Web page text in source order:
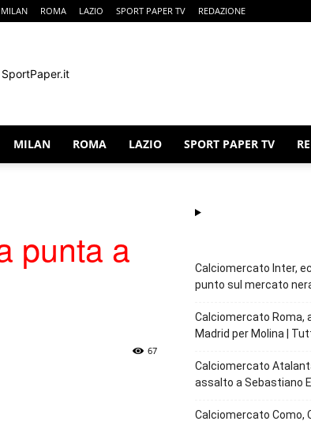
MILAN ROMA LAZIO SPORT PAPER TV REDAZIONE
MILAN ROMA LAZIO SPORT PAPER TV
punta a
67
Calciomercato Inter,
punto sul mercato
Calciomercato Roma,
Madrid per Molina |
Calciomercato
assalto a Sebastiano
Calciomercato Como,